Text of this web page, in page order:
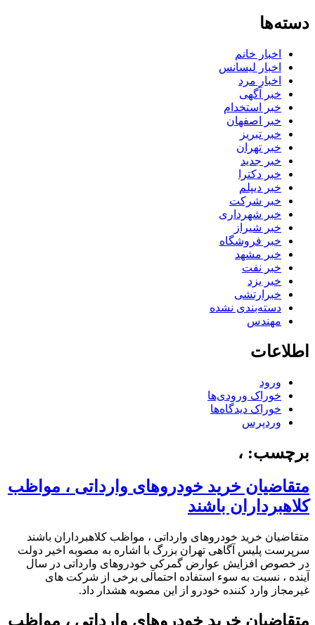
دسته‌ها
اخبار خانم
اخبار لیسانس
اخبار مرد
خبر آگهی
خبر استخدام
خبر اصفهان
خبر تبریز
خبر تهران
خبر جدید
خبر دکترا
خبر دیپلم
خبر شرکت
خبر شهرداری
خبر شیراز
خبر فروشگاه
خبر مشهد
خبر نفت
خبر یزد
خبرارتشی
دسته‌بندی نشده
مهندس
اطلاعات
ورود
خوراک ورودی‌ها
خوراک دیدگاه‌ها
وردپرس
برچسب: ،
متقاضیان خرید خودروهای وارداتی ، مواظب
کلاهبرداران باشند
متقاضیان خرید خودروهای وارداتی ، مواظب کلاهبرداران باشند
سرپرست پلیس آگاهی تهران بزرگ با اشاره به مصوبه اخیر دولت
در خصوص افزایش عوارض گمرکیِ خودروهای وارداتی در سال
آینده ، نسبت به سوء استفاده احتمالی برخی از شرکت های
غیرمجاز وارد کننده خودرو از این مصوبه هشدار داد.
متقاضیان خرید خودروهای وارداتی ، مواظب